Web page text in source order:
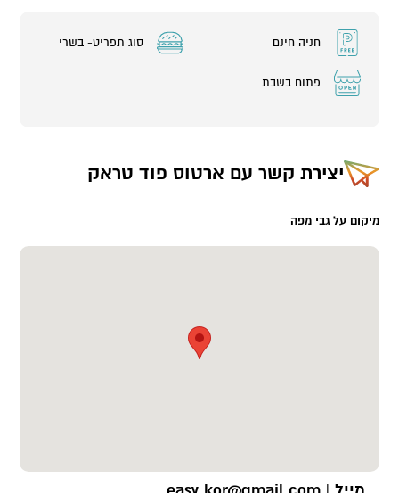
חניה חינם סוג תפריט- בשרי
פתוח בשבת
יצירת קשר עם ארטוס פוד טראק
מיקום על גבי מפה